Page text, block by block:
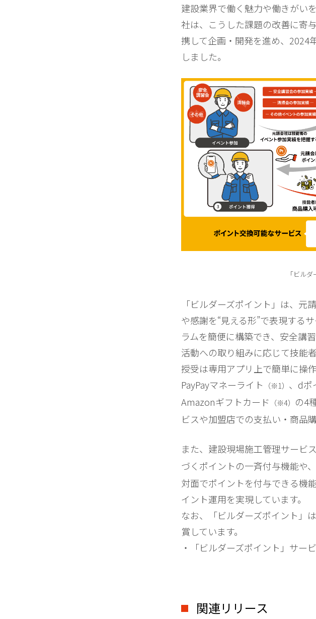
建設業界で働く魅力や働きがい
社は、こうした課題の改善に寄
携して企画・開発を進め、2024
しました。
「ビル
「ビルダーズポイント」は、
や感謝を“見える形”で表現する
ラムを簡便に構築でき、安全講
活動への取り組みに応じて技能
授受は専用アプリ上で簡単に操
PayPayマネーライト
（※1） 、dポ
Amazonギフトカード （※4） の4
ビスや加盟店での支払い・商品
また、建設現場施工管理サービ
づくポイントの一斉付与機能や
対面でポイントを付与できる機
イント運用を実現しています。
なお、「ビルダーズポイント」
賞しています。
・「ビルダーズポイント」サー
関連リリース